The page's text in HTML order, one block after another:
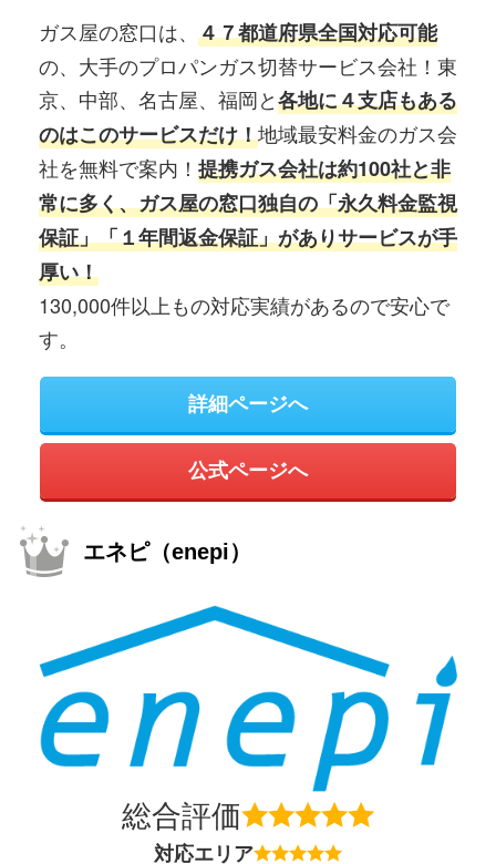
ガス屋の窓口は、 ４７都道府県全国対応可能
の、大手のプロパンガス切替サービス会社！東
京、中部、名古屋、福岡と各地に４支店もある
のはこのサービスだけ！地域最安料金のガス会
社を無料で案内！ 提携ガス会社は約100社と非
常に多く、ガス屋の窓口独自の「永久料金監視
保証」「１年間返金保証」がありサービスが手
厚い！
130,000件以上もの対応実績があるので安心で
す。
詳細ページへ
公式ページへ
エネピ（enepi）
総合評価
対応エリア